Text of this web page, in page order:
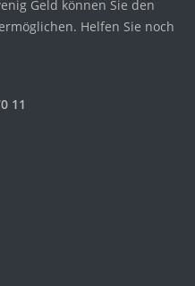
Geld können Sie den
Helfen Sie noch
11